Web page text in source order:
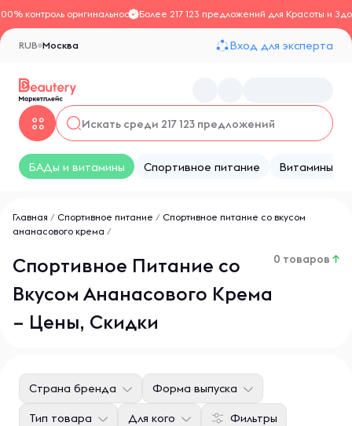
контроль оригинальностиБолее 217 123 предложений для Красоты и
Москва
RUB Вход для эксперта
БАДы и витамины Спортивное питание Витамины
Главная / Спортивное питание / Спортивное питание со вкусом
ананасового крема /
Спортивное Питание со
Вкусом Ананасового Крема
– Цены, Скидки
0 товаров ↑
Фильтры
Страна бренда Форма выпуска
Тип товара Для кого